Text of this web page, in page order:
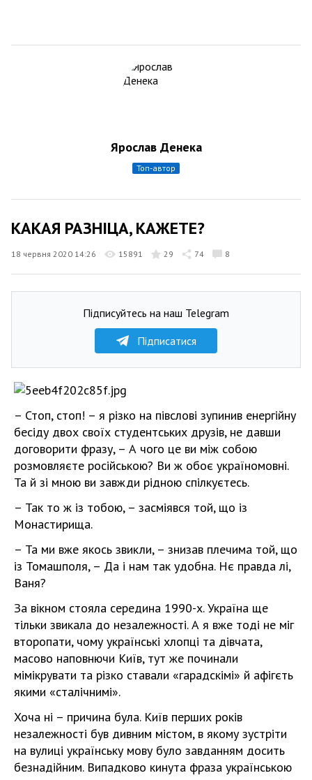
Ярослав Денека
топ-автор
КАКАЯ РАЗНІЦА, КАЖЕТЕ?
18 червня 2020 14:26 15891 29 74 8
Підписуйтесь на наш Telegram
Підписатися
– Стоп, стоп! – я різко на півслові зупинив енергійну
бесіду двох своїх студентських друзів, не давши
договорити фразу, – А чого це ви між собою
розмовляєте російською? Ви ж обоє україномовні.
Та й зі мною ви завжди рідною спілкуєтесь.
– Так то ж із тобою, – засміявся той, що із
Монастирища.
– Та ми вже якось звикли, – знизав плечима той, що
із Томашполя, – Да і нам так удобна. Нє правда лі,
Ваня?
За вікном стояла середина 1990-х. Україна ще
тільки звикала до незалежності. А я вже тоді не міг
второпати, чому українські хлопці та дівчата,
масово наповнючи Київ, тут же починали
мімікрувати та різко ставали «гарадскімі» й афігєть
якими «сталічнимі».
Хоча ні – причина була. Київ перших років
незалежності був дивним містом, в якому зустріти
на вулиці українську мову було завданням досить
безнадійним. Випадково кинута фраза українською